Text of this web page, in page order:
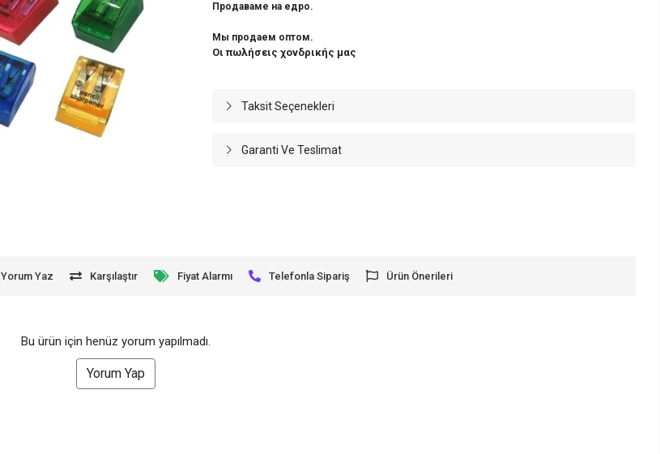
Продаваме на едро.
Мы продаем оптом.
Οι πωλήσεις χονδρικής μας
Taksit Seçenekleri
Garanti Ve Teslimat
Yorum Yaz Karşılaştır Fiyat Alarmı Telefonla Sipariş Ürün Önerileri
Bu ürün için henüz yorum yapılmadı.
Yorum Yap